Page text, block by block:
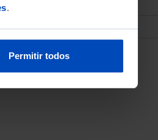
.
Permitir todos
ORDENAR POR